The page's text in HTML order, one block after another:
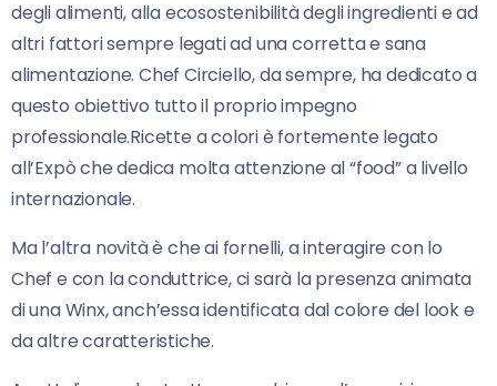
degli alimenti, alla ecosostenibilità degli ingredienti e ad
altri fattori sempre legati ad una corretta e sana
alimentazione. Chef Circiello, da sempre, ha dedicato a
questo obiettivo tutto il proprio impegno
professionale.Ricette a colori è fortemente legato
all’Expò che dedica molta attenzione al “food” a livello
internazionale.
Ma l’altra novità è che ai fornelli, a interagire con lo
Chef e con la conduttrice, ci sarà la presenza animata
di una Winx, anch’essa identificata dal colore del look e
da altre caratteristiche.